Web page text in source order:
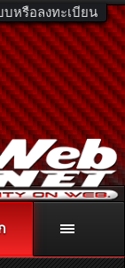
บหรือลงทะเบียน
ร. 081-811-1138
กที่นี่